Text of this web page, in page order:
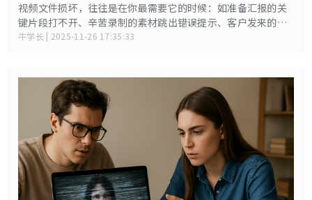
视频文件损坏，往往是在你最需要它的时候：如准备汇报的关
键片段打不开、辛苦录制的素材跳出错误提示、客户发来的重
要视频变成黑屏或花屏……这些突发状况不仅让人措手不及，
牛学长 | 2025-11-26 17:35:33